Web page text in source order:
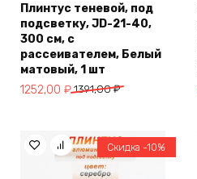
Плинтус теневой, под
подсветку, JD-21-40,
300 см, с
рассеивателем, Белый
матовый, 1 шт
1391,00₽
Первоначальная
1391,00 ₽.
1252,00 ₽
Текущая
Скидка -10%